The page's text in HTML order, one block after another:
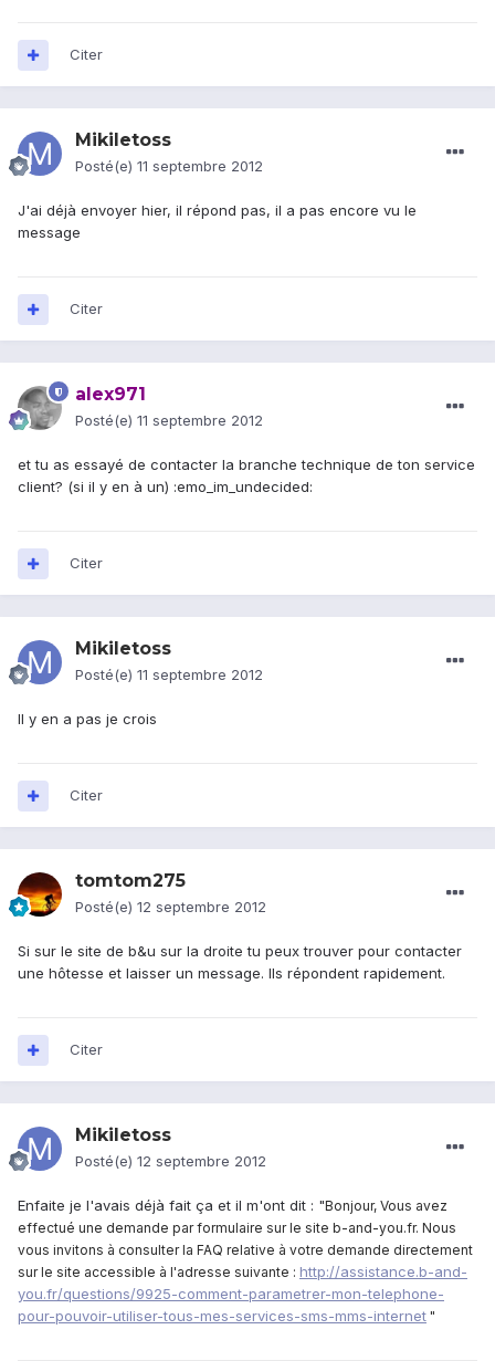
Citer
Mikiletoss
Posté(e) 11 septembre 2012
J'ai déjà envoyer hier, il répond pas, il a pas encore vu le
message
Citer
alex971
Posté(e) 11 septembre 2012
et tu as essayé de contacter la branche technique de ton service
client? (si il y en à un) :emo_im_undecided:
Citer
Mikiletoss
Posté(e) 11 septembre 2012
Il y en a pas je crois
Citer
tomtom275
Posté(e) 12 septembre 2012
Si sur le site de b&u sur la droite tu peux trouver pour contacter
une hôtesse et laisser un message. Ils répondent rapidement.
Citer
Mikiletoss
Posté(e) 12 septembre 2012
Enfaite je l'avais déjà fait ça et il m'ont dit : "Bonjour, Vous avez
effectué une demande par formulaire sur le site b-and-you.fr. Nous
vous invitons à consulter la FAQ relative à votre demande directement
sur le site accessible à l'adresse suivante : http://assistance.b-and-
you.fr/questions/9925-comment-parametrer-mon-telephone-
pour-pouvoir-utiliser-tous-mes-services-sms-mms-internet "